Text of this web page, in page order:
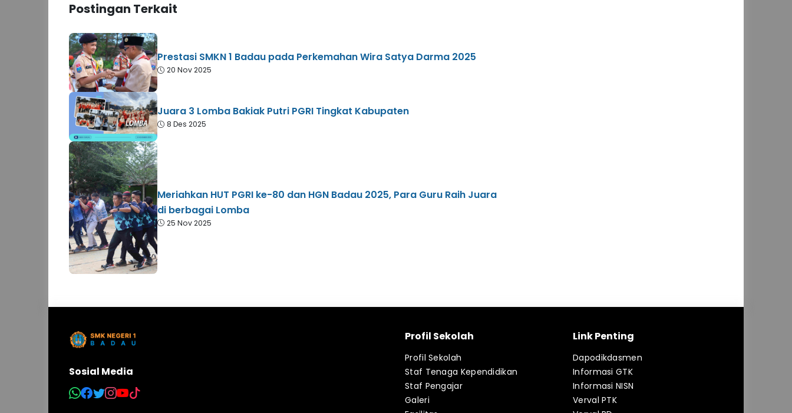
Postingan Terkait
Prestasi SMKN 1 Badau pada Perkemahan Wira Satya Darma 2025
20 Nov 2025
Juara 3 Lomba Bakiak Putri PGRI Tingkat Kabupaten
8 Des 2025
Meriahkan HUT PGRI ke-80 dan HGN Badau 2025, Para Guru Raih Juara
di berbagai Lomba
25 Nov 2025
Sosial Media
Profil Sekolah
Profil Sekolah
Staf Tenaga Kependidikan
Staf Pengajar
Galeri
Link Penting
Dapodikdasmen
Informasi GTK
Informasi NISN
Verval PTK